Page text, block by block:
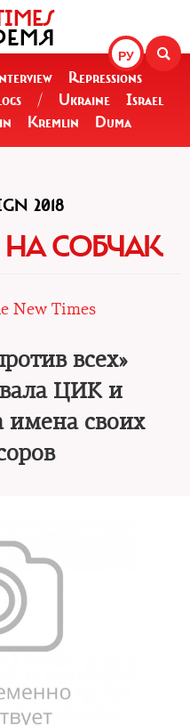
РУ
Repressions
/ Ukraine
Israel
Kremlin Duma
2018
НА СОБЧАК
New Times
всех»
ЦИК и
имена своих